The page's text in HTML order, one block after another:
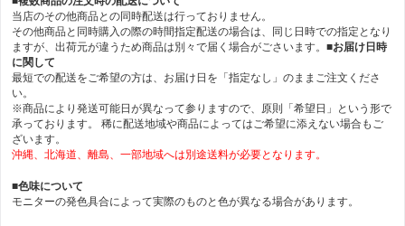
当店のその他商品との同時配送は行っておりません。
その他商品と同時購入の際の時間指定配送の場合は、同じ日時での指定となり
ますが、出荷元が違うため商品は別々で届く場合がごさいます。 ■お届け日時
に関して
最短での配送をご希望の方は、お届け日を「指定なし」のままご注文くださ
い。
※商品により発送可能日が異なって参りますので、原則「希望日」という形で
承っております。 稀に配送地域や商品によってはご希望に添えない場合もご
ざいます。
沖縄、北海道、離島、一部地域へは別途送料が必要となります。
■色味について
モニターの発色具合によって実際のものと色が異なる場合があります。